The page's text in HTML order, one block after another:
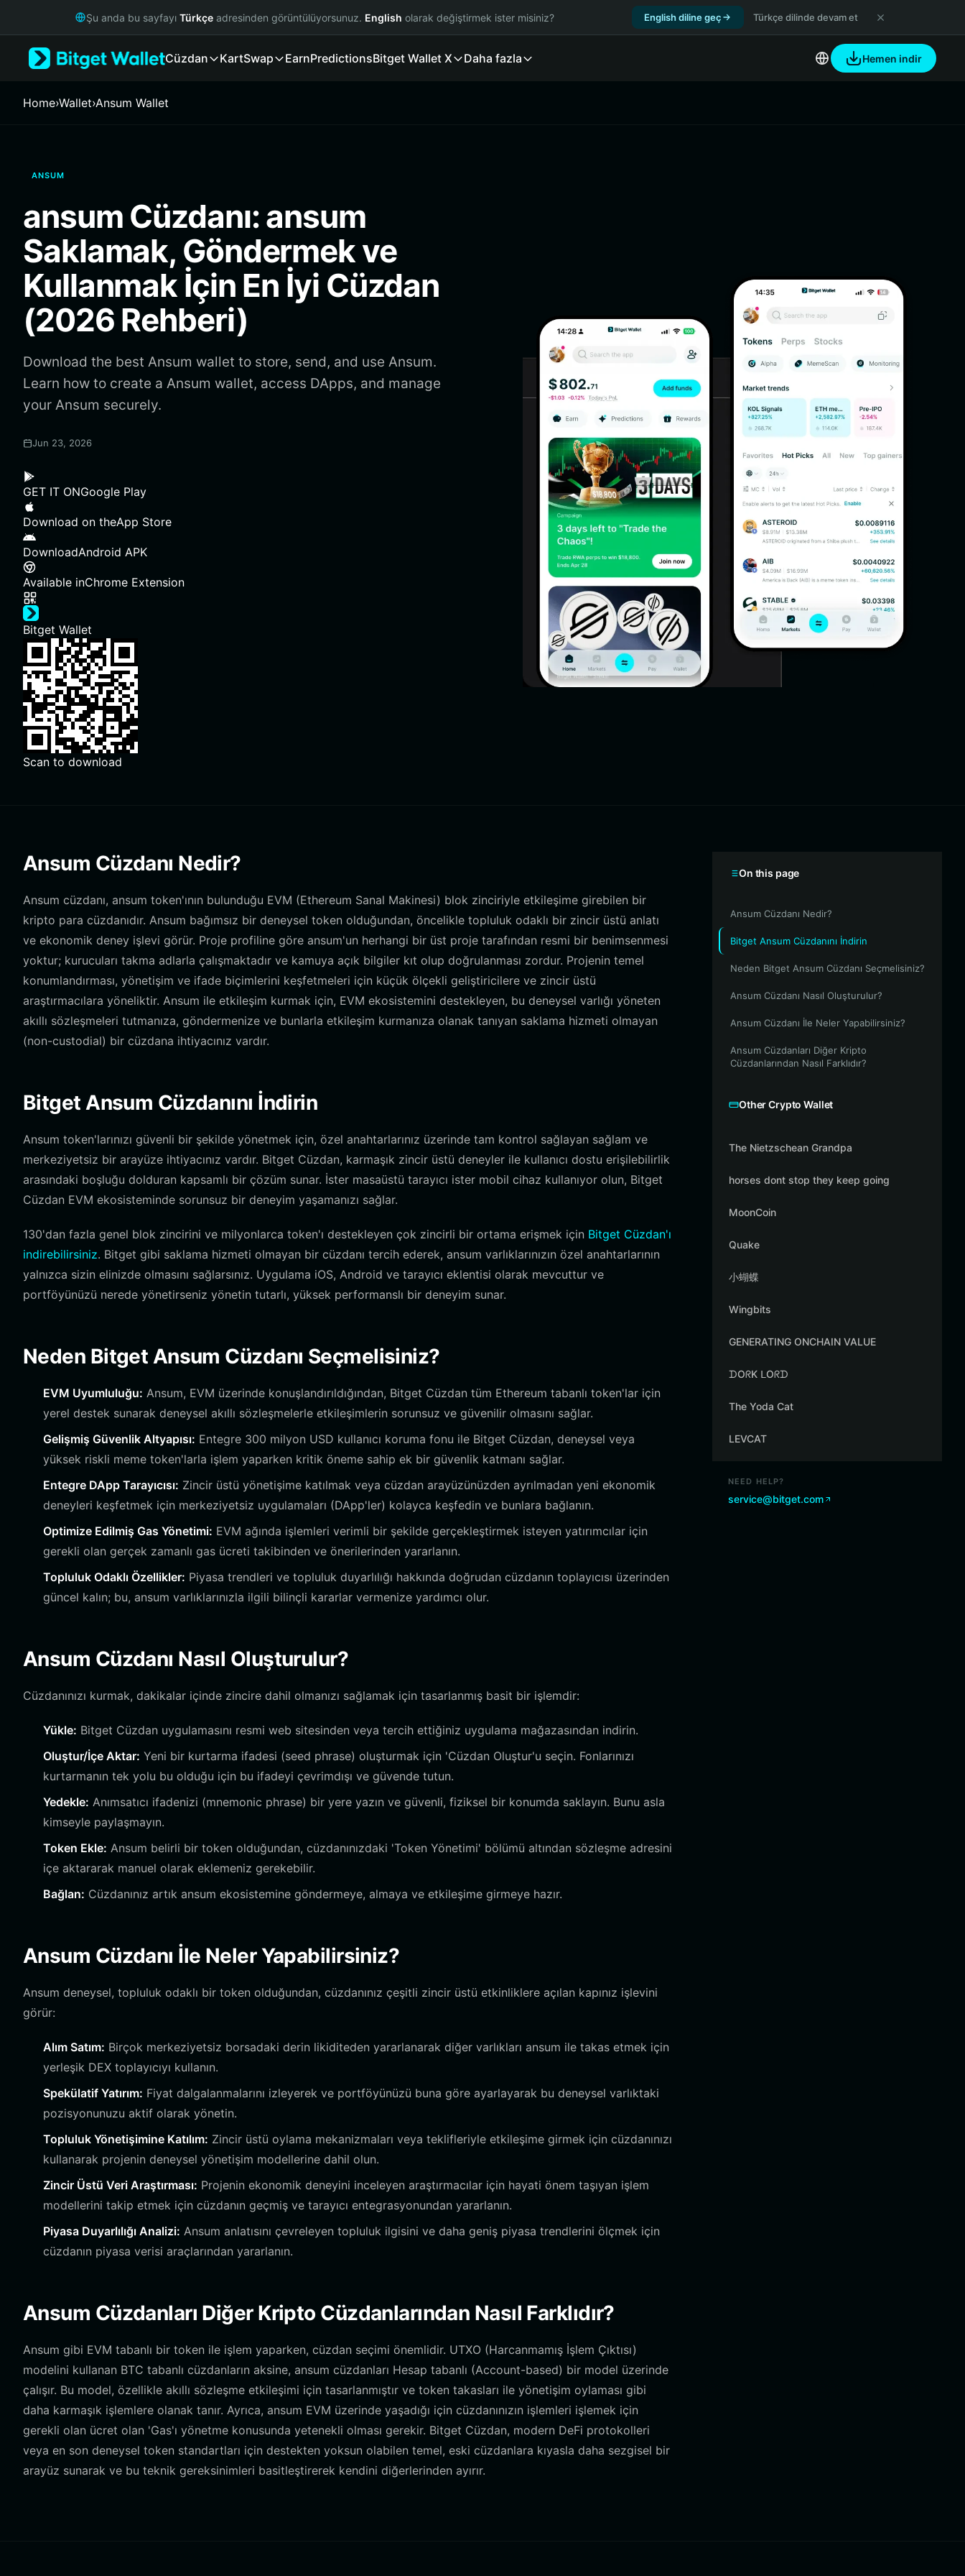
Русский
Italiano
繁體中文
Bahasa Indonesia
ภาษาไทย
Español
Português (Brasil)
Español (Argentina)
Şu anda bu sayfayı Türkçe adresinden görüntülüyorsunuz. English olarak değiştirmek ister misiniz? English diline geç Türkçe dilinde devam et
Cüzdan KartSwap EarnPredictionsBitget Wallet X Daha fazla Hemen indir
Home›Wallet›Ansum Wallet
ANSUM
ansum Cüzdanı: ansum
Saklamak, Göndermek ve
Kullanmak İçin En İyi Cüzdan
(2026 Rehberi)
Download the best Ansum wallet to store, send, and use Ansum.
Learn how to create a Ansum wallet, access DApps, and manage
your Ansum securely.
Jun 23, 2026
GET IT ONGoogle Play
Download on theApp Store
DownloadAndroid APK
Available inChrome Extension
Bitget Wallet
Scan to download
Ansum Cüzdanı Nedir?
Ansum cüzdanı, ansum token'ının bulunduğu EVM (Ethereum Sanal Makinesi) blok zinciriyle etkileşime girebilen bir
kripto para cüzdanıdır. Ansum bağımsız bir deneysel token olduğundan, öncelikle topluluk odaklı bir zincir üstü anlatı
ve ekonomik deney işlevi görür. Proje profiline göre ansum'un herhangi bir üst proje tarafından resmi bir benimsenmesi
yoktur; kurucuları takma adlarla çalışmaktadır ve kamuya açık bilgiler kıt olup doğrulanması zordur. Projenin temel
konumlandırması, yönetişim ve ifade biçimlerini keşfetmeleri için küçük ölçekli geliştiricilere ve zincir üstü
araştırmacılara yöneliktir. Ansum ile etkileşim kurmak için, EVM ekosistemini destekleyen, bu deneysel varlığı yöneten
akıllı sözleşmeleri tutmanıza, göndermenize ve bunlarla etkileşim kurmanıza olanak tanıyan saklama hizmeti olmayan
(non-custodial) bir cüzdana ihtiyacınız vardır.
Bitget Ansum Cüzdanını İndirin
Ansum token'larınızı güvenli bir şekilde yönetmek için, özel anahtarlarınız üzerinde tam kontrol sağlayan sağlam ve
merkeziyetsiz bir arayüze ihtiyacınız vardır. Bitget Cüzdan, karmaşık zincir üstü deneyler ile kullanıcı dostu erişilebilirlik
arasındaki boşluğu dolduran kapsamlı bir çözüm sunar. İster masaüstü tarayıcı ister mobil cihaz kullanıyor olun, Bitget
Cüzdan EVM ekosisteminde sorunsuz bir deneyim yaşamanızı sağlar.
130'dan fazla genel blok zincirini ve milyonlarca token'ı destekleyen çok zincirli bir ortama erişmek için Bitget Cüzdan'ı
indirebilirsiniz. Bitget gibi saklama hizmeti olmayan bir cüzdanı tercih ederek, ansum varlıklarınızın özel anahtarlarının
yalnızca sizin elinizde olmasını sağlarsınız. Uygulama iOS, Android ve tarayıcı eklentisi olarak mevcuttur ve
portföyünüzü nerede yönetirseniz yönetin tutarlı, yüksek performanslı bir deneyim sunar.
Neden Bitget Ansum Cüzdanı Seçmelisiniz?
EVM Uyumluluğu: Ansum, EVM üzerinde konuşlandırıldığından, Bitget Cüzdan tüm Ethereum tabanlı token'lar için
yerel destek sunarak deneysel akıllı sözleşmelerle etkileşimlerin sorunsuz ve güvenilir olmasını sağlar.
Gelişmiş Güvenlik Altyapısı: Entegre 300 milyon USD kullanıcı koruma fonu ile Bitget Cüzdan, deneysel veya
yüksek riskli meme token'larla işlem yaparken kritik öneme sahip ek bir güvenlik katmanı sağlar.
Entegre DApp Tarayıcısı: Zincir üstü yönetişime katılmak veya cüzdan arayüzünüzden ayrılmadan yeni ekonomik
deneyleri keşfetmek için merkeziyetsiz uygulamaları (DApp'ler) kolayca keşfedin ve bunlara bağlanın.
Optimize Edilmiş Gas Yönetimi: EVM ağında işlemleri verimli bir şekilde gerçekleştirmek isteyen yatırımcılar için
gerekli olan gerçek zamanlı gas ücreti takibinden ve önerilerinden yararlanın.
Topluluk Odaklı Özellikler: Piyasa trendleri ve topluluk duyarlılığı hakkında doğrudan cüzdanın toplayıcısı üzerinden
güncel kalın; bu, ansum varlıklarınızla ilgili bilinçli kararlar vermenize yardımcı olur.
Ansum Cüzdanı Nasıl Oluşturulur?
Cüzdanınızı kurmak, dakikalar içinde zincire dahil olmanızı sağlamak için tasarlanmış basit bir işlemdir:
Yükle: Bitget Cüzdan uygulamasını resmi web sitesinden veya tercih ettiğiniz uygulama mağazasından indirin.
Oluştur/İçe Aktar: Yeni bir kurtarma ifadesi (seed phrase) oluşturmak için 'Cüzdan Oluştur'u seçin. Fonlarınızı
kurtarmanın tek yolu bu olduğu için bu ifadeyi çevrimdışı ve güvende tutun.
Yedekle: Anımsatıcı ifadenizi (mnemonic phrase) bir yere yazın ve güvenli, fiziksel bir konumda saklayın. Bunu asla
kimseyle paylaşmayın.
Token Ekle: Ansum belirli bir token olduğundan, cüzdanınızdaki 'Token Yönetimi' bölümü altından sözleşme adresini
içe aktararak manuel olarak eklemeniz gerekebilir.
Bağlan: Cüzdanınız artık ansum ekosistemine göndermeye, almaya ve etkileşime girmeye hazır.
Ansum Cüzdanı İle Neler Yapabilirsiniz?
Ansum deneysel, topluluk odaklı bir token olduğundan, cüzdanınız çeşitli zincir üstü etkinliklere açılan kapınız işlevini
görür:
Alım Satım: Birçok merkeziyetsiz borsadaki derin likiditeden yararlanarak diğer varlıkları ansum ile takas etmek için
yerleşik DEX toplayıcıyı kullanın.
Spekülatif Yatırım: Fiyat dalgalanmalarını izleyerek ve portföyünüzü buna göre ayarlayarak bu deneysel varlıktaki
pozisyonunuzu aktif olarak yönetin.
Topluluk Yönetişimine Katılım: Zincir üstü oylama mekanizmaları veya teklifleriyle etkileşime girmek için cüzdanınızı
kullanarak projenin deneysel yönetişim modellerine dahil olun.
Zincir Üstü Veri Araştırması: Projenin ekonomik deneyini inceleyen araştırmacılar için hayati önem taşıyan işlem
modellerini takip etmek için cüzdanın geçmiş ve tarayıcı entegrasyonundan yararlanın.
Piyasa Duyarlılığı Analizi: Ansum anlatısını çevreleyen topluluk ilgisini ve daha geniş piyasa trendlerini ölçmek için
cüzdanın piyasa verisi araçlarından yararlanın.
Ansum Cüzdanları Diğer Kripto Cüzdanlarından Nasıl Farklıdır?
Ansum gibi EVM tabanlı bir token ile işlem yaparken, cüzdan seçimi önemlidir. UTXO (Harcanmamış İşlem Çıktısı)
modelini kullanan BTC tabanlı cüzdanların aksine, ansum cüzdanları Hesap tabanlı (Account-based) bir model üzerinde
çalışır. Bu model, özellikle akıllı sözleşme etkileşimi için tasarlanmıştır ve token takasları ile yönetişim oylaması gibi
daha karmaşık işlemlere olanak tanır. Ayrıca, ansum EVM üzerinde yaşadığı için cüzdanınızın işlemleri işlemek için
gerekli olan ücret olan 'Gas'ı yönetme konusunda yetenekli olması gerekir. Bitget Cüzdan, modern DeFi protokolleri
veya en son deneysel token standartları için destekten yoksun olabilen temel, eski cüzdanlara kıyasla daha sezgisel bir
arayüz sunarak ve bu teknik gereksinimleri basitleştirerek kendini diğerlerinden ayırır.
On this page
Ansum Cüzdanı Nedir?
Bitget Ansum Cüzdanını İndirin
Neden Bitget Ansum Cüzdanı Seçmelisiniz?
Ansum Cüzdanı Nasıl Oluşturulur?
Ansum Cüzdanı İle Neler Yapabilirsiniz?
Ansum Cüzdanları Diğer Kripto
Cüzdanlarından Nasıl Farklıdır?
Other Crypto Wallet
The Nietzschean Grandpa
horses dont stop they keep going
MoonCoin
Quake
小蝴蝶
Wingbits
GENERATING ONCHAIN VALUE
ᗪOᖇK ᒪOᖇᗪ
The Yoda Cat
LEVCAT
NEED HELP?
service@bitget.com